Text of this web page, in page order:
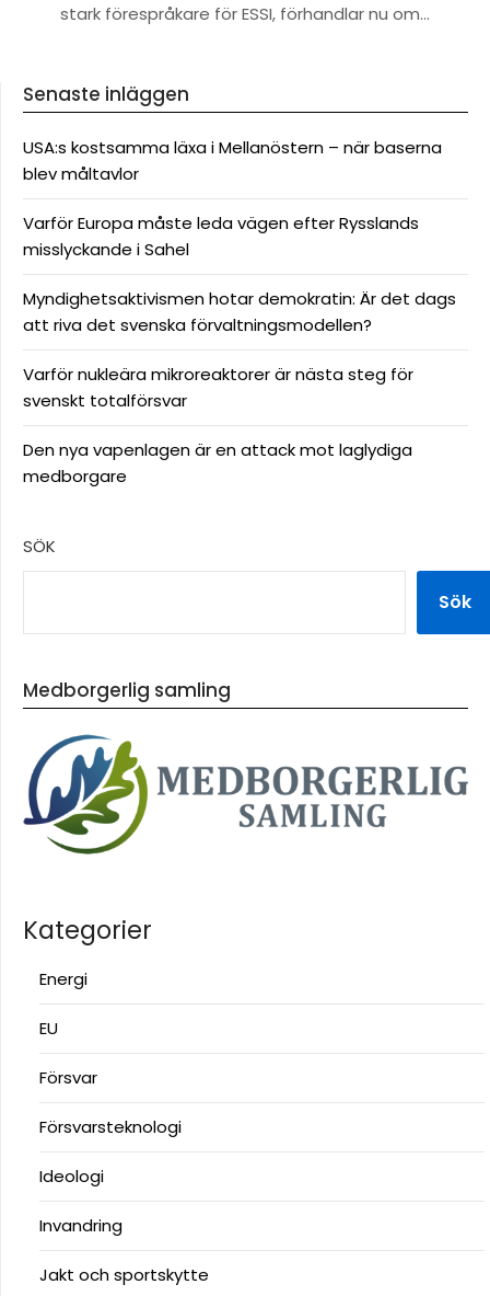
stark förespråkare för ESSI, förhandlar nu om…
Senaste inläggen
USA:s kostsamma läxa i Mellanöstern – när baserna
blev måltavlor
Varför Europa måste leda vägen efter Rysslands
misslyckande i Sahel
Myndighetsaktivismen hotar demokratin: Är det dags
att riva det svenska förvaltningsmodellen?
Varför nukleära mikroreaktorer är nästa steg för
svenskt totalförsvar
Den nya vapenlagen är en attack mot laglydiga
medborgare
SÖK
Sök
Medborgerlig samling
Kategorier
Energi
EU
Försvar
Försvarsteknologi
Ideologi
Invandring
Jakt och sportskytte